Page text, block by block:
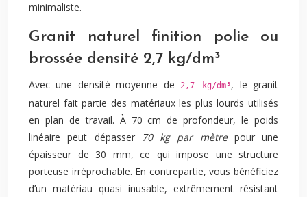
minimaliste.
Granit naturel finition polie ou
brossée densité 2,7 kg/dm³
Avec une densité moyenne de 2,7 kg/dm³, le granit
naturel fait partie des matériaux les plus lourds utilisés
en plan de travail. À 70 cm de profondeur, le poids
linéaire peut dépasser
70 kg par mètrepour une
épaisseur de 30 mm, ce qui impose une structure
porteuse irréprochable. En contrepartie, vous bénéficiez
d’un matériau quasi inusable, extrêmement résistant